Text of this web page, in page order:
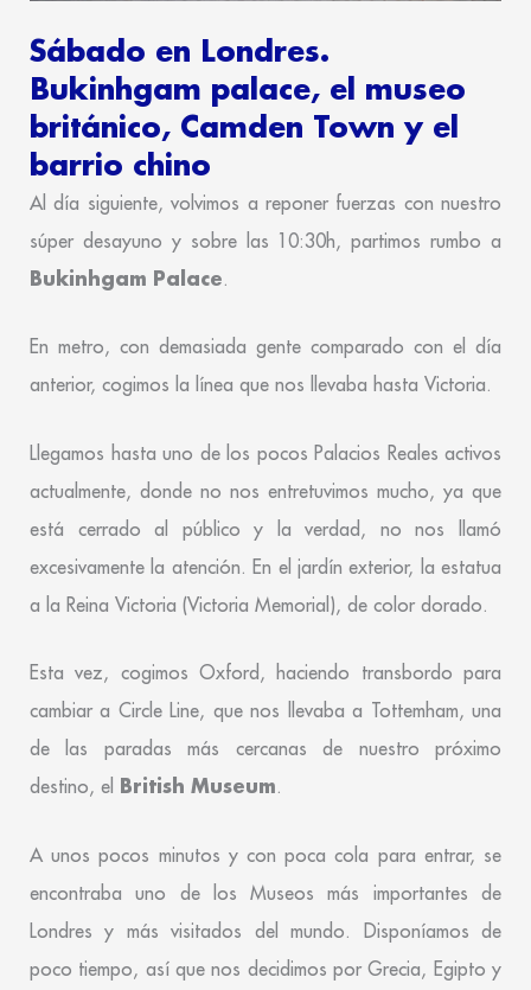
Sábado en Londres.
Bukinhgam palace, el museo
británico, Camden Town y el
barrio chino
Al día siguiente, volvimos a reponer fuerzas con nuestro
súper desayuno y sobre las 10:30h, partimos rumbo a
Bukinhgam Palace.
En metro, con demasiada gente comparado con el día
anterior, cogimos la línea que nos llevaba hasta Victoria.
Llegamos hasta uno de los pocos Palacios Reales activos
actualmente, donde no nos entretuvimos mucho, ya que
está cerrado al público y la verdad, no nos llamó
excesivamente la atención. En el jardín exterior, la estatua
a la Reina Victoria (Victoria Memorial), de color dorado.
Esta vez, cogimos Oxford, haciendo transbordo para
cambiar a Circle Line, que nos llevaba a Tottemham, una
de las paradas más cercanas de nuestro próximo
destino, el British Museum.
A unos pocos minutos y con poca cola para entrar, se
encontraba uno de los Museos más importantes de
Londres y más visitados del mundo. Disponíamos de
poco tiempo, así que nos decidimos por Grecia, Egipto y